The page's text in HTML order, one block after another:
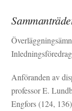
Anföranden av
professor E.
Engfors (124,